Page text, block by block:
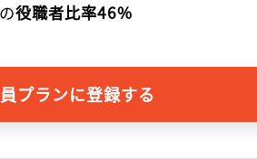
役職者比率46%
プランに登録する
ログイン